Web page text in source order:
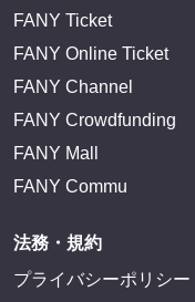
FANY Ticket
FANY Online Ticket
FANY Channel
FANY Crowdfunding
FANY Mall
FANY Commu
法務・規約
プライバシーポリシー